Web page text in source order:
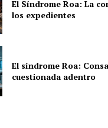
El Síndrome Roa: La
los expedientes
El síndrome Roa:
cuestionada adentro